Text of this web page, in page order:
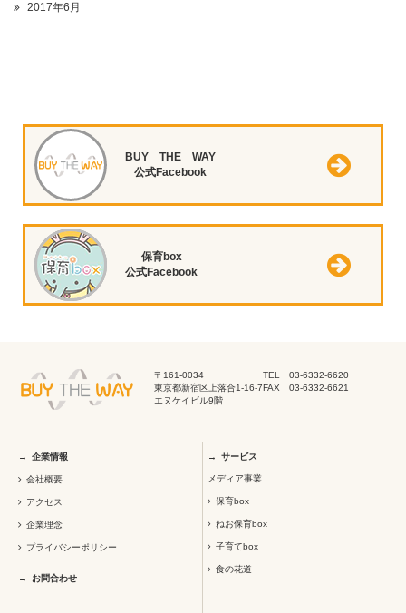
2017年6月
BUY THE WAY
公式Facebook
保育box
公式Facebook
〒161-0034
東京都新宿区上落合1-16-7
エヌケイビル9階
TEL 03-6332-6620
FAX 03-6332-6621
企業情報
会社概要
アクセス
企業理念
プライバシーポリシー
お問合わせ
サービス
メディア事業
保育box
ねお保育box
子育てbox
食の花道